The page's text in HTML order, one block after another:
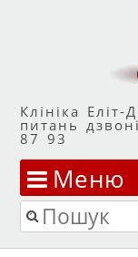
Клініка
питань
87 93
Меню
Перейти до змісту
Пошук